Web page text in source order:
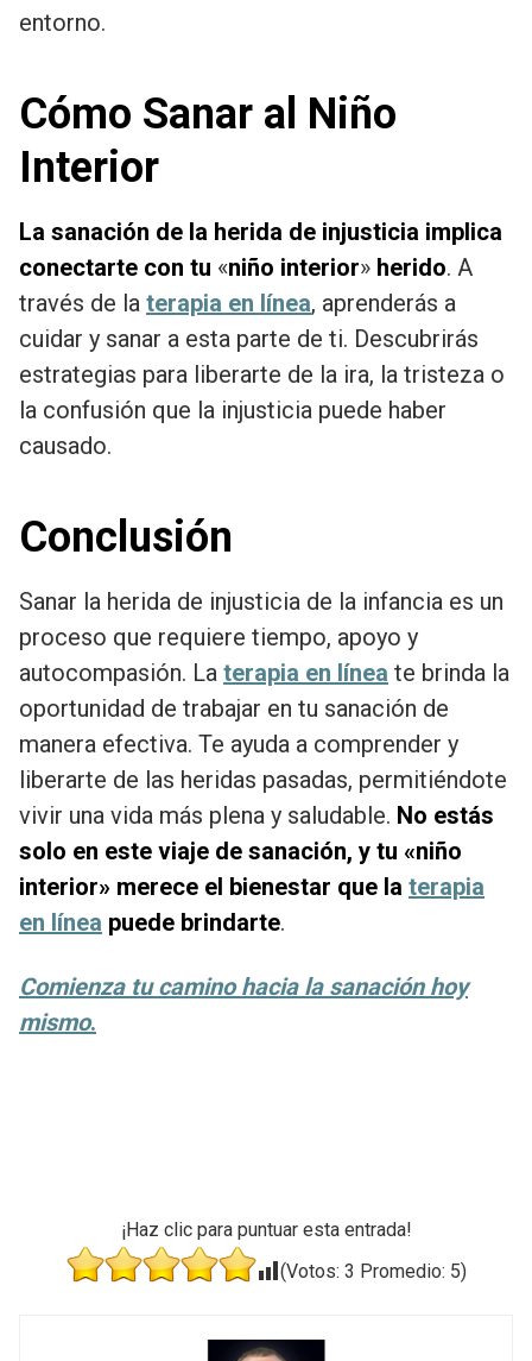
entorno.
Cómo Sanar al Niño
Interior
La sanación de la herida de injusticia implica
conectarte con tu «niño interior» herido. A
través de la terapia en línea, aprenderás a
cuidar y sanar a esta parte de ti. Descubrirás
estrategias para liberarte de la ira, la tristeza o
la confusión que la injusticia puede haber
causado.
Conclusión
Sanar la herida de injusticia de la infancia es un
proceso que requiere tiempo, apoyo y
autocompasión. La terapia en línea te brinda la
oportunidad de trabajar en tu sanación de
manera efectiva. Te ayuda a comprender y
liberarte de las heridas pasadas, permitiéndote
vivir una vida más plena y saludable. No estás
solo en este viaje de sanación, y tu «niño
interior» merece el bienestar que la terapia
en línea puede brindarte.
Comienza tu camino hacia la sanación hoy
mismo.
¡Haz clic para puntuar esta entrada!
(Votos: 3 Promedio: 5)